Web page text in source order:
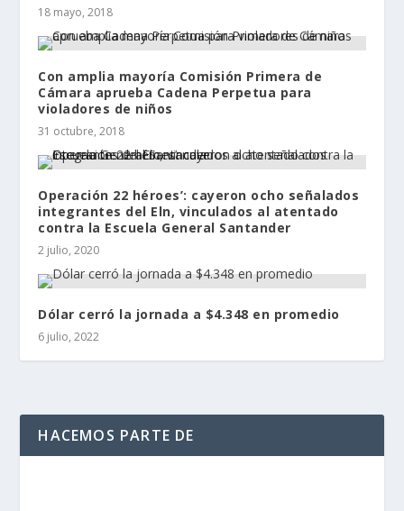
18 mayo, 2018
Con amplia mayoría Comisión Primera de
Cámara aprueba Cadena Perpetua para
violadores de niños
31 octubre, 2018
Operación 22 héroes’: cayeron ocho señalados
integrantes del Eln, vinculados al atentado
contra la Escuela General Santander
2 julio, 2020
Dólar cerró la jornada a $4.348 en promedio
6 julio, 2022
HACEMOS PARTE DE